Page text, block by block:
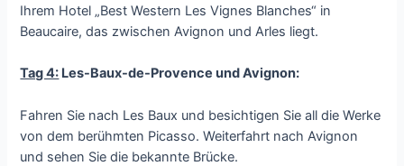
Ihrem Hotel „Best Western Les Vignes Blanches“ in
Beaucaire, das zwischen Avignon und Arles liegt.
Tag 4: Les-Baux-de-Provence und Avignon:
Fahren Sie nach Les Baux und besichtigen Sie all die Werke
von dem berühmten Picasso. Weiterfahrt nach Avignon
und sehen Sie die bekannte Brücke.